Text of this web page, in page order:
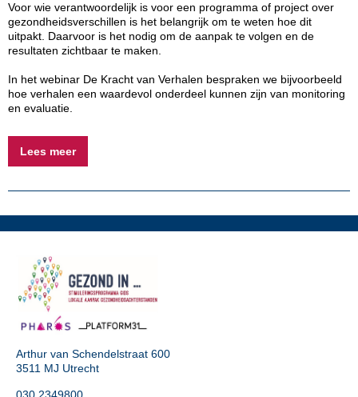
Voor wie verantwoordelijk is voor een programma of project over
gezondheidsverschillen is het belangrijk om te weten hoe dit
uitpakt. Daarvoor is het nodig om de aanpak te volgen en de
resultaten zichtbaar te maken.
In het webinar De Kracht van Verhalen bespraken we bijvoorbeeld
hoe verhalen een waardevol onderdeel kunnen zijn van monitoring
en evaluatie.
Lees meer
Arthur van Schendelstraat 600
3511 MJ Utrecht